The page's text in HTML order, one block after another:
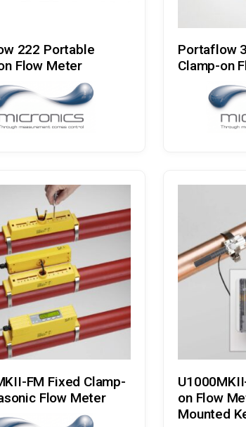
222 Portable
Flow Meter
Portaflow
Clamp-on
FM Fixed Clamp-
Flow Meter
on Flow
Mounted